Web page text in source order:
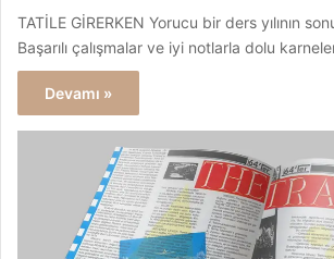
TATİLE GİRERKEN Yorucu bir ders yılının
Başarılı çalışmalar ve iyi notlarla dolu
Devamı »